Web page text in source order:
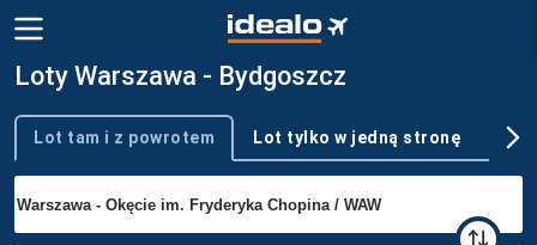
Loty Warszawa - Bydgoszcz
Typ podróży
Lot tam i z powrotem Lot tylko w jedną stronę